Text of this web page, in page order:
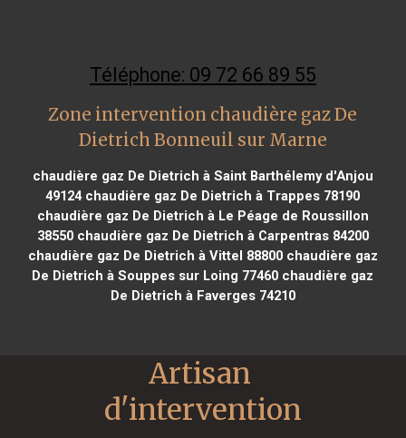
Téléphone: 09 72 66 89 55
Zone intervention chaudière gaz De
Dietrich Bonneuil sur Marne
chaudière gaz De Dietrich à Saint Barthélemy d'Anjou
49124chaudière gaz De Dietrich à Trappes 78190
chaudière gaz De Dietrich à Le Péage de Roussillon
38550chaudière gaz De Dietrich à Carpentras 84200
chaudière gaz De Dietrich à Vittel 88800chaudière gaz
De Dietrich à Souppes sur Loing 77460 chaudière gaz
De Dietrich à Faverges 74210
Artisan
d'intervention